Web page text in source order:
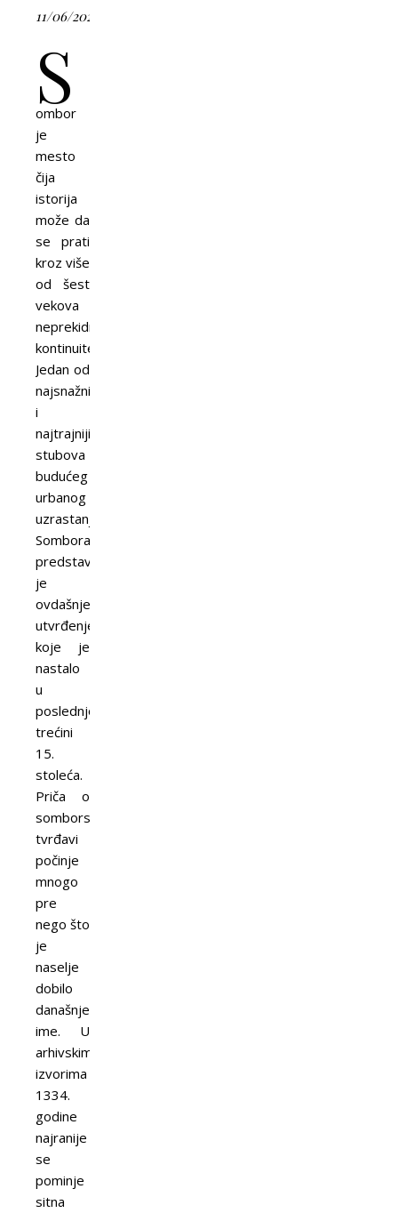
11/06/2026
S
ombor
je
mesto
čija
istorija
može da
se prati
kroz više
od šest
vekova
neprekidnog
kontinuiteta.
Jedan od
najsnažnijih
i
najtrajnijih
stubova
budućeg
urbanog
uzrastanja
Sombora
predstavljalo
je
ovdašnje
utvrđenje,
koje je
nastalo
u
poslednjoj
trećini
15.
stoleća.
Priča o
somborskoj
tvrđavi
počinje
mnogo
pre
nego što
je
naselje
dobilo
današnje
ime. U
arhivskim
izvorima
1334.
godine
najranije
se
pominje
sitna